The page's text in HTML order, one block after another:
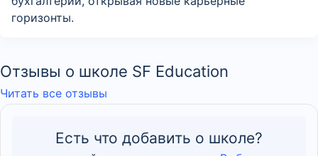
горизонты.
Отзывы о школе SF Education
Читать все отзывы
Есть что добавить о школе?